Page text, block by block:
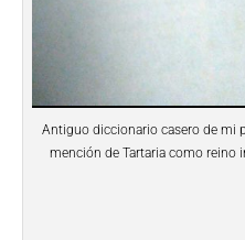
Antiguo diccionario casero de mi
mención de Tartaria como reino